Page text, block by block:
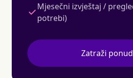
Mjesečni izvještaj /
potrebi)
Zatraži